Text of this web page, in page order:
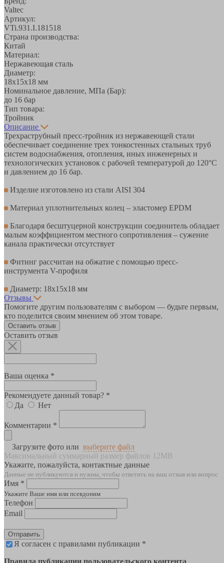
Valtec
Артикул:
VTi.931.I.181518
Страна производства:
Китай
Материал:
Нержавеющая сталь
Диаметр:
18х15х18 мм
Номинальное давление, МПа (Бар):
до 16 бар
Тип товара:
Тройник
Описание
Трехраструбный пресс-тройник из нержавеющей стали
обеспечивает соединение трех тонкостенных стальных труб
систем водоснабжения, отопления, иных инженерных и
технологических установок с рабочей температурой до 120°С
и давлением до 16 бар.
Изделие изготовлено из стали AISI 304
Материал уплотнительных колец – эластомер EPDM
Благодаря бесштуцерной конструкции соединитель обладает
малым коэффициентом местного сопротивления – сужение
канала практически отсутствует
Фитинг рассчитан на обжатие с помощью пресс-
инструмента V-профиля
Диаметр: 18х15х18 мм
Отзывы
Помогите другим пользователям с выбором — будьте первым,
кто поделится своим мнением об этом товаре.
Оставить отзыв
Оставить отзыв
Ваша оценка *
Рекомендуете данный товар? *
Да
Нет
Комментарии *
Загрузите фото или выберите файл
Максимальный суммарный размер файлов 12MB
Укажите, пожалуйста, контактные данные
Данные не публикуются и нужны, чтобы ответить на ваш отзыв или вопрос
Имя *
Укажите Ваше имя или псевдоним
Телефон
Email
Отправить
Я согласен с правилами публикации *
Правила публикации пользовательского контента